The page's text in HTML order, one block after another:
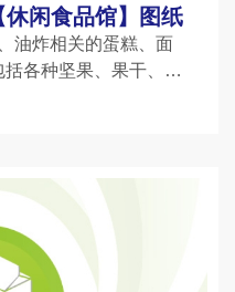
闲食品馆】图纸
油炸相关的蛋糕、面
各种坚果、果干、果